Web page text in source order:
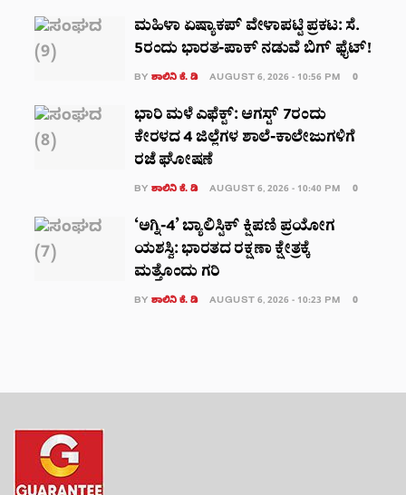
ಮಹಿಳಾ ಏಷ್ಯಾಕಪ್ ವೇಳಾಪಟ್ಟಿ ಪ್ರಕಟ: ಸೆ.
5ರಂದು ಭಾರತ-ಪಾಕ್‌ ನಡುವೆ ಬಿಗ್ ಫೈಟ್!
BY ಶಾಲಿನಿ ಕೆ. ಡಿ AUGUST 6, 2026 - 10:56 PM 0
ಭಾರಿ ಮಳೆ ಎಫೆಕ್ಟ್: ಆಗಸ್ಟ್ 7ರಂದು
ಕೇರಳದ 4 ಜಿಲ್ಲೆಗಳ ಶಾಲೆ-ಕಾಲೇಜುಗಳಿಗೆ
ರಜೆ ಘೋಷಣೆ
BY ಶಾಲಿನಿ ಕೆ. ಡಿ AUGUST 6, 2026 - 10:40 PM 0
‘ಅಗ್ನಿ-4’ ಬ್ಯಾಲಿಸ್ಟಿಕ್ ಕ್ಷಿಪಣಿ ಪ್ರಯೋಗ
ಯಶಸ್ವಿ: ಭಾರತದ ರಕ್ಷಣಾ ಕ್ಷೇತ್ರಕ್ಕೆ
ಮತ್ತೊಂದು ಗರಿ
BY ಶಾಲಿನಿ ಕೆ. ಡಿ AUGUST 6, 2026 - 10:23 PM 0